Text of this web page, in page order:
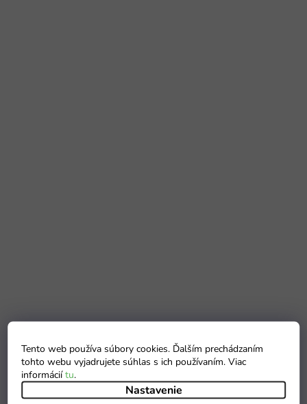
Tento web používa súbory cookies. Ďalším prechádzaním
tohto webu vyjadrujete súhlas s ich používaním. Viac
informáciítu.
Nastavenie